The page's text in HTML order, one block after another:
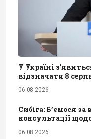
У Україні
відзначати 8
06.08.2026
Сибіга: Б’ємося
консультації
06.08.2026